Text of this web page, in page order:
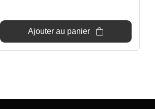
Ajouter au panier